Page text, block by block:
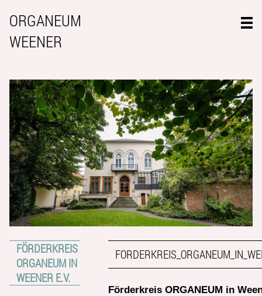
ORGANEUM
WEENER
FÖRDERKREIS
ORGANEUM IN
WEENER E.V.
Förderkreis ORGANEUM in